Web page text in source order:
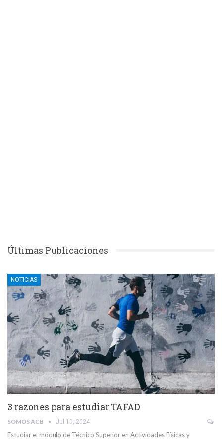
Últimas Publicaciones
NOTICIAS
3 razones para estudiar TAFAD
SOMOS ACB Jul 10, 2024
Estudiar el módulo de Técnico Superior en Actividades Físicas y